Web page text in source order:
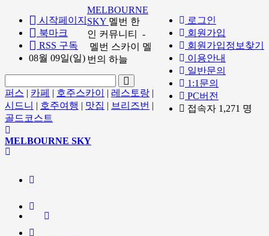
시작페이지
북마크
RSS 구독
08월 09일(일)
로그인
회원가입
회원가입정보찾기
이용안내
일반문의
1:1문의
PC버전
접속자 1,271 명
MELBOURNE
SKY 멜번 한
인 커뮤니티 -
멜번 스카이 멜
번의 하늘
퍼스 | 카페 | 호주스카이 | 레스토랑 |
시드니 | 호주여행 | 맛집 | 브리즈번 |
골드코스트
MELBOURNE SKY